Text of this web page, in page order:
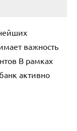
важность
В рамках
активно